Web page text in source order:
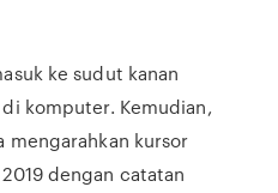
ke sudut kanan
komputer. Kemudian,
mengarahkan kursor
dengan catatan